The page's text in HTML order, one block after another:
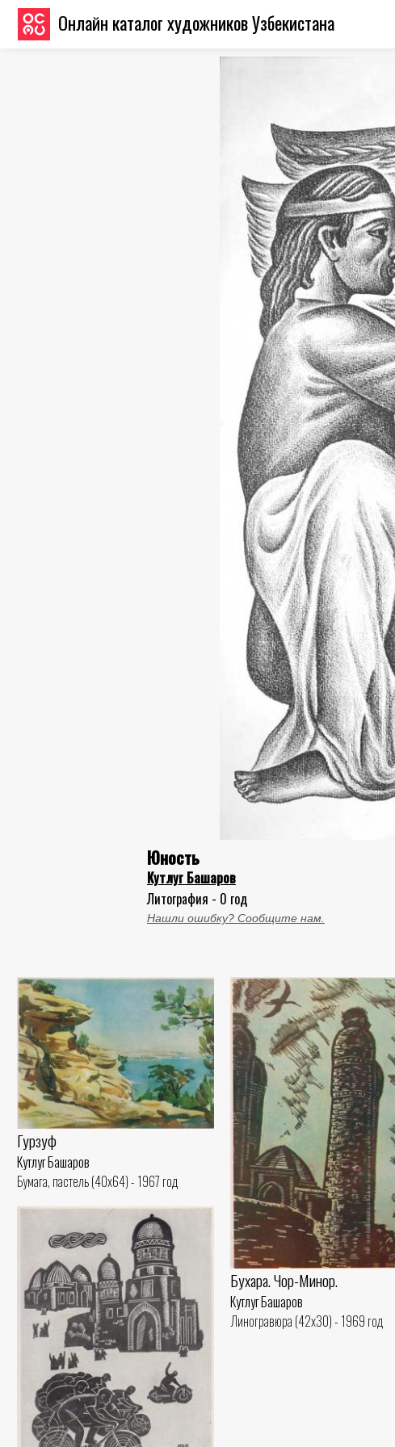
Онлайн каталог художников Узбекистана
Юность
Кутлуг Башаров
Литография - 0 год
Нашли ошибку? Сообщите нам.
Гурзуф
Кутлуг Башаров
Бумага, пастель (40x64) - 1967 год
Бухара. Чор-Минор.
Кутлуг Башаров
Линогравюра (42x30) - 1969 год